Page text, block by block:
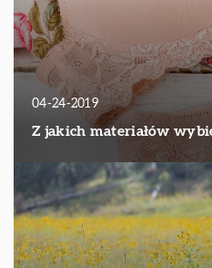
04-24-2019
Z jakich materiałów